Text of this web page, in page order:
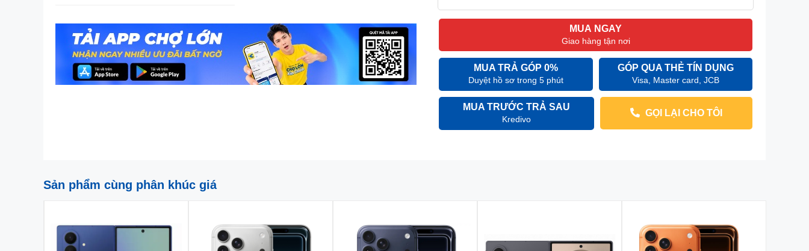
MUA NGAY
Giao hàng tận nơi
MUA TRẢ GÓP 0%
Duyệt hồ sơ trong 5 phút
GÓP QUA THẺ TÍN DỤNG
Visa, Master card, JCB
MUA TRƯỚC TRẢ SAU
Kredivo
GỌI LẠI CHO TÔI
Sản phẩm cùng phân khúc giá